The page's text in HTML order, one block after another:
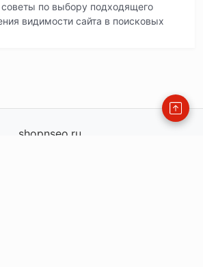
по выбору подходящего
видимости сайта в поисковых
shopnseo.ru